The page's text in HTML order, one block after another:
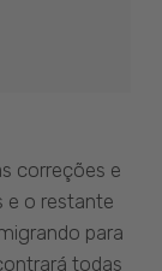
correções e
e o restante
para
todas